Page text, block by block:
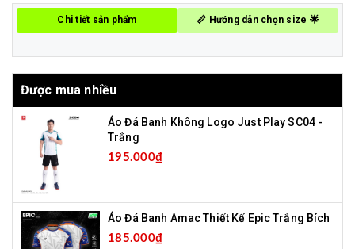
Chi tiết sản phẩm 📏 Hướng dẫn chọn size 🌟
Được mua nhiều
Áo Đá Banh Không Logo Just Play SC04 -
Trắng
195.000₫
Áo Đá Banh Amac Thiết Kế Epic Trắng Bích
185.000₫